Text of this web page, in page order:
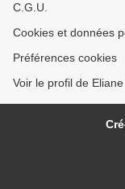
C.G.U.
Cookies et données
Préférences cookies
Voir le profil de